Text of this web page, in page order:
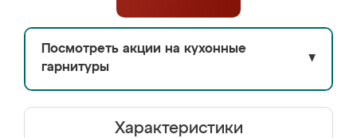
Посмотреть акции на кухонные
гарнитуры
▼
Характеристики